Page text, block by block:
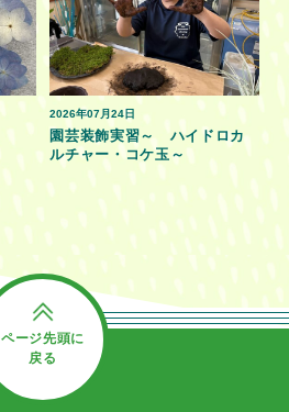
2026年07月24日
園芸装飾実習～ ハイドロカ
ルチャー・コケ玉～
ページ先頭に
戻る